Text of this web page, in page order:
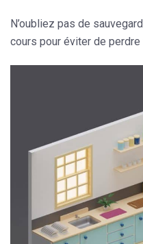
N’oubliez pas de
cours pour éviter de